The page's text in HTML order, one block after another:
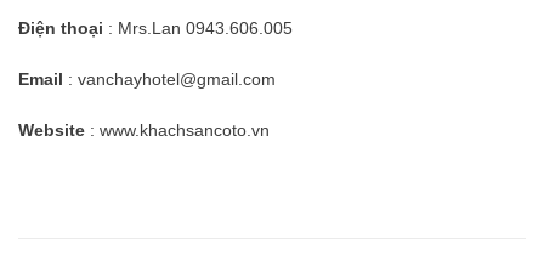
Điện thoại : Mrs.Lan 0943.606.005
Email : vanchayhotel@gmail.com
Website : www.khachsancoto.vn